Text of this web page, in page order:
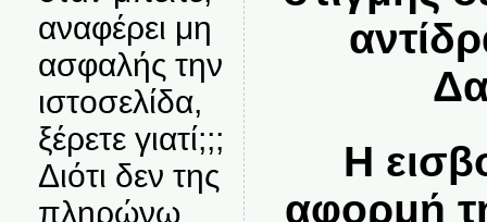
αναφέρει μη
ασφαλής την
ιστοσελίδα,
ξέρετε γιατί;;;
Διότι δεν της
πληρώνω
Η
αφορμή